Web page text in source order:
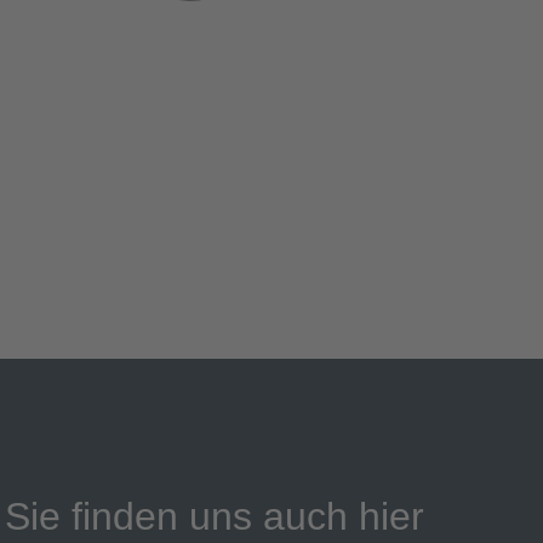
Sie finden uns auch hier